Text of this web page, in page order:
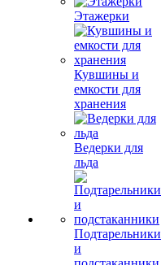
Этажерки
Кувшины и
емкости для
хранения
Ведерки для
льда
Подтарельники
и